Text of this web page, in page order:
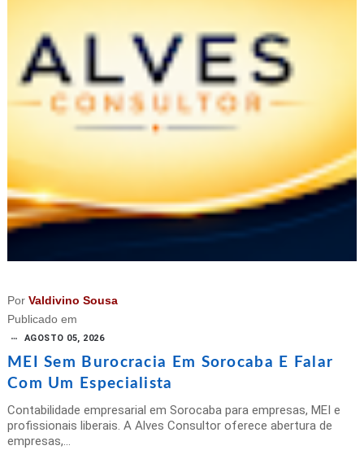
Por Valdivino Sousa
Publicado em
AGOSTO 05, 2026
MEI Sem Burocracia Em Sorocaba E Falar
Com Um Especialista
Contabilidade empresarial em Sorocaba para empresas, MEI e
profissionais liberais. A Alves Consultor oferece abertura de
empresas,...